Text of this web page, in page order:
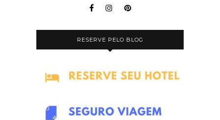
RESERVE PELO BLOG